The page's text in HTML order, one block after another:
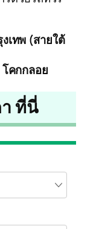
งเทพ (สายใต้
คกกลอย
ที่นี่